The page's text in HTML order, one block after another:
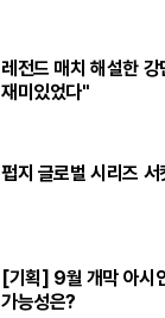
레전드 매치 해설한
재미있었다"
펍지 글로벌 시리즈
[기획] 9월 개막 아시
가능성은?